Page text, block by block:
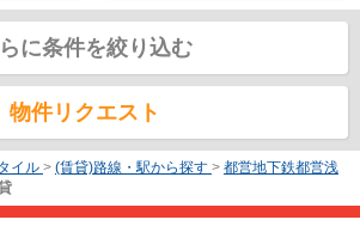
に条件を絞り込む
物件リクエスト
イル > (賃貸)路線・駅から探す > 都営地下鉄都営浅